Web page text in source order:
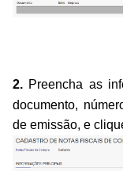
2. Preencha as
documento,
de emissão, e